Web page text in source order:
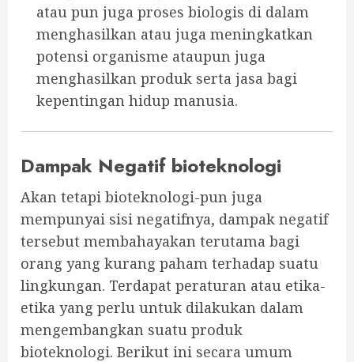
atau pun juga proses biologis di dalam
menghasilkan atau juga meningkatkan
potensi organisme ataupun juga
menghasilkan produk serta jasa bagi
kepentingan hidup manusia.
Dampak Negatif bioteknologi
Akan tetapi bioteknologi-pun juga
mempunyai sisi negatifnya, dampak negatif
tersebut membahayakan terutama bagi
orang yang kurang paham terhadap suatu
lingkungan. Terdapat peraturan atau etika-
etika yang perlu untuk dilakukan dalam
mengembangkan suatu produk
bioteknologi. Berikut ini secara umum